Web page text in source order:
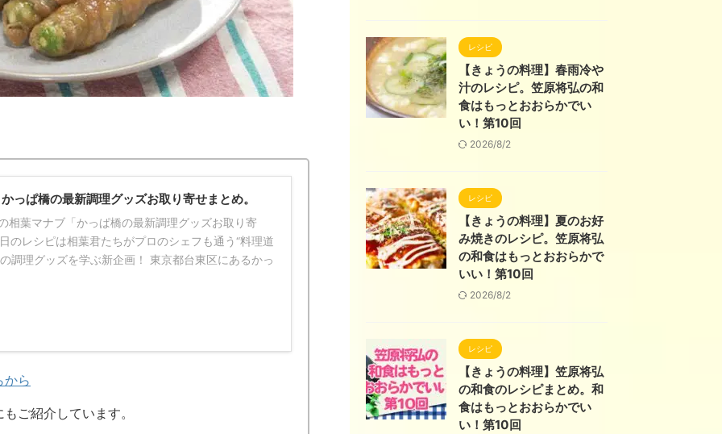
っぱ橋の最新調理グッズお取り寄せまとめ。
相葉マナブ「かっぱ橋の最新調理グッズお取り寄
のレシピは相葉君たちがプロのシェフも通う“料理道
調理グッズを学ぶ新企画！ 東京都台東区にあるかっ
から
ご紹介しています。
レシピ
【きょうの料理】春雨冷や
汁のレシピ。笠原将弘の和
食はもっとおおらかでい
い！第10回
2026/8/2
レシピ
【きょうの料理】夏のお好
み焼きのレシピ。笠原将弘
の和食はもっとおおらかで
いい！第10回
2026/8/2
レシピ
【きょうの料理】笠原将弘
の和食のレシピまとめ。和
食はもっとおおらかでい
い！第10回